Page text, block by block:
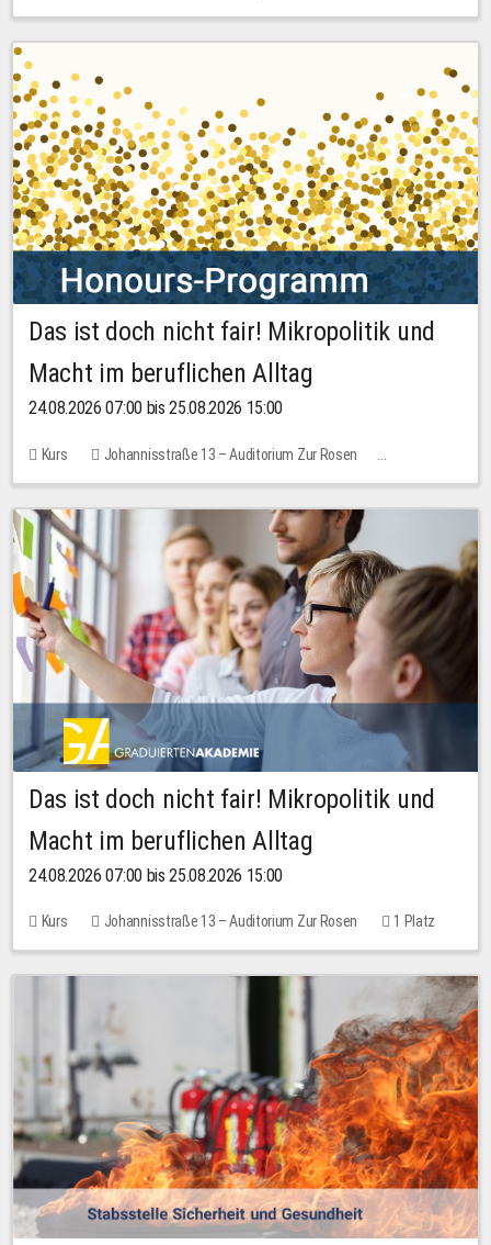
10,00 EUR
Das ist doch nicht fair! Mikropolitik und
Macht im beruflichen Alltag
24.08.2026 07:00 bis 25.08.2026 15:00
Kurs
Johannisstraße 13 – Auditorium Zur Rosen
Keine freien Plätze
Das ist doch nicht fair! Mikropolitik und
Macht im beruflichen Alltag
24.08.2026 07:00 bis 25.08.2026 15:00
Kurs Johannisstraße 13 – Auditorium Zur Rosen
1 Platz
30,00 EUR